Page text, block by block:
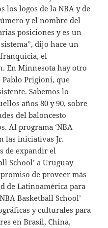
los logos de la NBA y de
y el nombre del
posiciones y es un
dijo hace un
el
En Minnesota hay otro
Prigioni, que
Sabemos lo
años 80 y 90, sobre
del baloncesto
Al programa ‘NBA
las iniciativas Jr.
de expandir el
School’ a Uruguay
de proveer más
de Latinoamérica para
Basketball School’
y culturales para
en Brasil, China,